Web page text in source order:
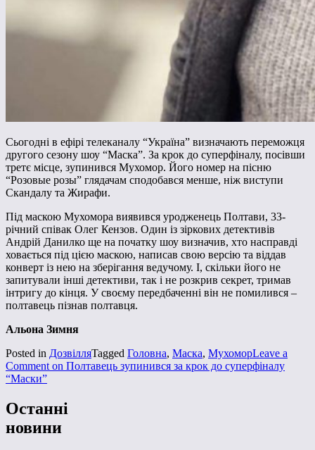
Сьогодні в ефірі телеканалу “Україна” визначають переможця
другого сезону шоу “Маска”. За крок до суперфіналу, посівши
третє місце, зупинився Мухомор. Його номер на пісню
“Розовые розы” глядачам сподобався менше, ніж виступи
Скандалу та Жирафи.
Під маскою Мухомора виявився уродженець Полтави, 33-
річний співак Олег Кензов. Один із зіркових детективів
Андрій Данилко ще на початку шоу визначив, хто насправді
ховається під цією маскою, написав свою версію та віддав
конверт із нею на зберігання ведучому. І, скільки його не
запитували інші детективи, так і не розкрив секрет, тримав
інтригу до кінця. У своєму передбаченні він не помилився –
полтавець пізнав полтавця.
Альона Зимня
Posted in ДозвілляTagged Головна, Маска, МухоморLeave a
Comment on Полтавець зупинився за крок до суперфіналу
“Маски”
Останні
новини